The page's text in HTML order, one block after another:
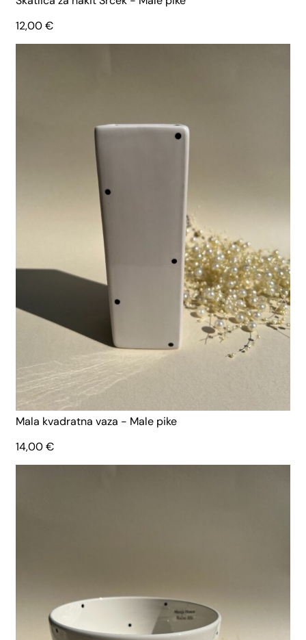
12,00€
Mala kvadratna vaza - Male pike
14,00€